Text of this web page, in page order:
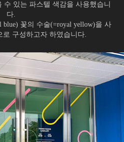
수 있는 파스텔 색감을 사용했습니
다.
blue) 꽃의 수술(=royal yellow)을 사
로 구성하고자 하였습니다.